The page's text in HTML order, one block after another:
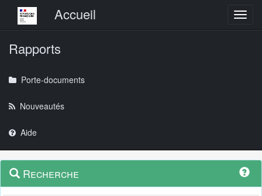
Menu principalAccueil
Rapports
Porte-documents
Nouveautés
Aide
Navigation
outils
Menu
contextuel
Recherche